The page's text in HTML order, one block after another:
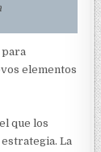
para
elementos
que los
La